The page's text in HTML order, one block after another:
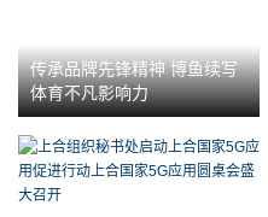
传承品牌先锋精神 博鱼续写
体育不凡影响力